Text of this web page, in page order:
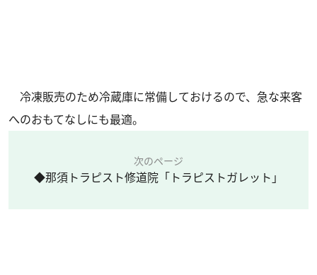
冷凍販売のため冷蔵庫に常備しておけるので、急な来客
へのおもてなしにも最適。
次のページ
◆那須トラピスト修道院「トラピストガレット」